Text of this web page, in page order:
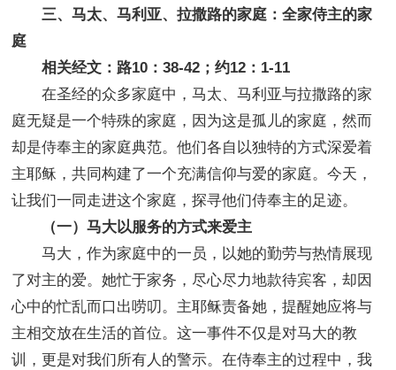
三、马太、马利亚、拉撒路的家庭：全家侍主的家
庭
相关经文：路10：38-42；约12：1-11
在圣经的众多家庭中，马太、马利亚与拉撒路的家
庭无疑是一个特殊的家庭，因为这是孤儿的家庭，然而
却是侍奉主的家庭典范。他们各自以独特的方式深爱着
主耶稣，共同构建了一个充满信仰与爱的家庭。今天，
让我们一同走进这个家庭，探寻他们侍奉主的足迹。
（一）马大以服务的方式来爱主
马大，作为家庭中的一员，以她的勤劳与热情展现
了对主的爱。她忙于家务，尽心尽力地款待宾客，却因
心中的忙乱而口出唠叨。主耶稣责备她，提醒她应将与
主相交放在生活的首位。这一事件不仅是对马大的教
训，更是对我们所有人的警示。在侍奉主的过程中，我